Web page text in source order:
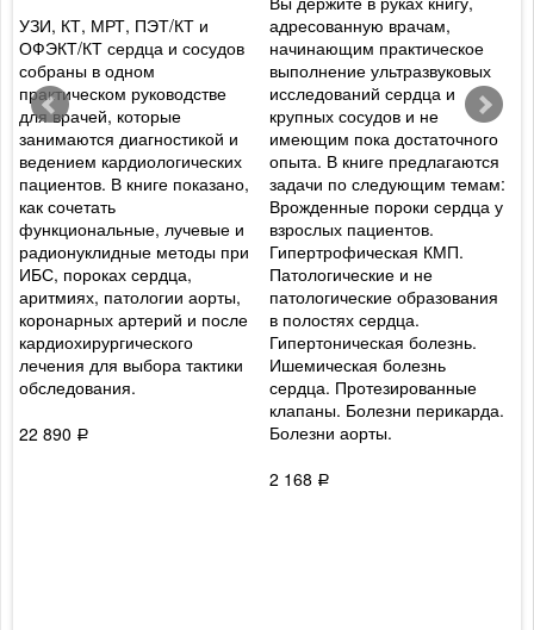
УЗИ, КТ, МРТ, ПЭТ/КТ и
ОФЭКТ/КТ сердца и сосудов
собраны в одном
практическом руководстве
для врачей, которые
занимаются диагностикой и
ведением кардиологических
пациентов. В книге показано,
как сочетать
функциональные, лучевые и
радионуклидные методы при
ИБС, пороках сердца,
аритмиях, патологии аорты,
коронарных артерий и после
кардиохирургического
лечения для выбора тактики
обследования.
22 890 Р
адресованную врачам,
начинающим практическое
выполнение ультразвуковых
исследований сердца и
крупных сосудов и не
имеющим пока достаточного
опыта. В книге предлагаются
задачи по следующим темам:
Врожденные пороки сердца у
взрослых пациентов.
Гипертрофическая КМП.
Патологические и не
патологические образования
в полостях сердца.
Гипертоническая болезнь.
Ишемическая болезнь
сердца. Протезированные
клапаны. Болезни перикарда.
Болезни аорты.
2 168 Р